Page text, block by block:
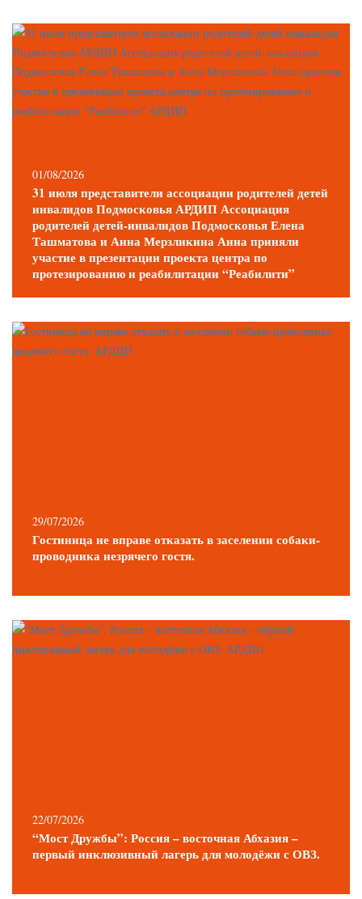
01/08/2026
31 июля представители ассоциации родителей детей
инвалидов Подмосковья АРДИП Ассоциация
родителей детей-инвалидов Подмосковья Елена
Ташматова и Анна Мерзликина Анна приняли
участие в презентации проекта центра по
протезированию и реабилитации “Реабилити”
29/07/2026
Гостиница не вправе отказать в заселении собаки-
проводника незрячего гостя.
22/07/2026
“Мост Дружбы”: Россия – восточная Абхазия –
первый инклюзивный лагерь для молодёжи с ОВЗ.